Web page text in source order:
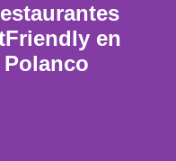
en
Polanco